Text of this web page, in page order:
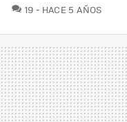
19 COMENTARIOS
HACE 5 AÑOS